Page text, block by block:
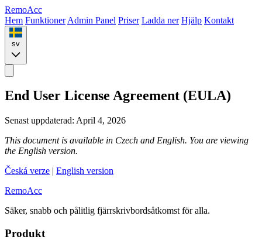
RemoAcc
Hem Funktioner Admin Panel Priser Ladda ner Hjälp Kontakt
sv
End User License Agreement (EULA)
Senast uppdaterad: April 4, 2026
This document is available in Czech and English. You are viewing
the English version.
Česká verze | English version
RemoAcc
Säker, snabb och pålitlig fjärrskrivbordsåtkomst för alla.
Produkt